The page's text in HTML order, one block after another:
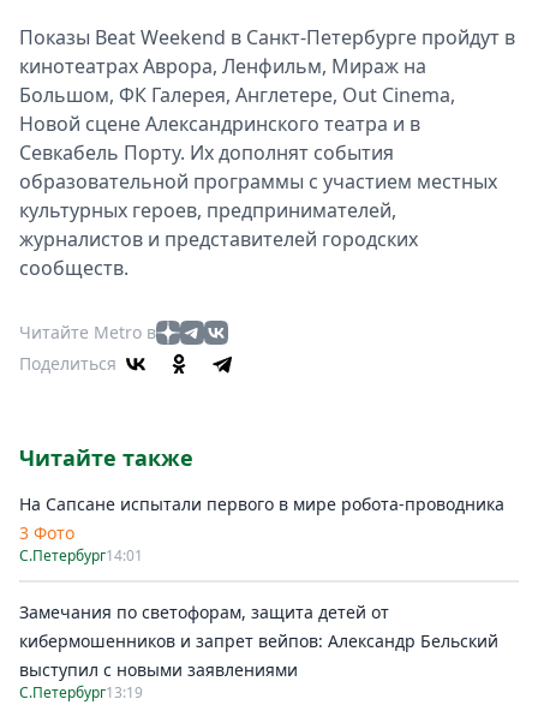
Показы Beat Weekend в Санкт-Петербурге пройдут в
кинотеатрах Аврора, Ленфильм, Мираж на
Большом, ФК Галерея, Англетере, Out Cinema,
Новой сцене Александринского театра и в
Севкабель Порту. Их дополнят события
образовательной программы с участием местных
культурных героев, предпринимателей,
журналистов и представителей городских
сообществ.
Читайте Metro в
Поделиться
Читайте также
На Сапсане испытали первого в мире робота-проводника
3 Фото
С.Петербург14:01
Замечания по светофорам, защита детей от
кибермошенников и запрет вейпов: Александр Бельский
выступил с новыми заявлениями
С.Петербург13:19